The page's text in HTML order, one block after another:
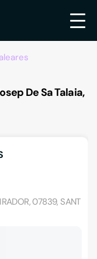
De Sa Talaia,
07839, SANT